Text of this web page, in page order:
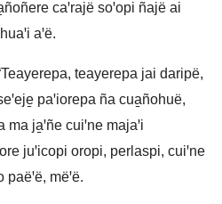
caꞌrajë soꞌopi ñajë ai
aꞌë.
teayerepa jai daripë,
paꞌiorepa ña cua̱ñohuë,
ma ja̱ꞌñe cuiꞌne majaꞌi
juꞌicopi oropi, perlaspi, cuiꞌne
mëꞌë.